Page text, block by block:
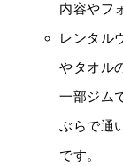
内容やフ
レンタル
やタオル
一部ジム
ぶらで通
です。